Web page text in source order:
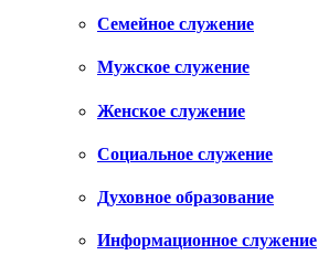
Семейное служение
Мужское служение
Женское служение
Социальное служение
Духовное образование
Информационное служение